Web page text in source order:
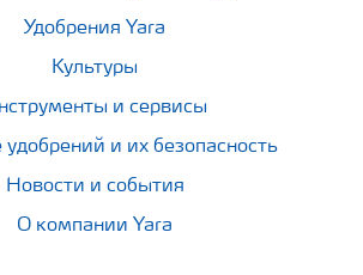
Удобрения Yara
Культуры
и сервисы
и их безопасность
Новости и события
О компании Yara